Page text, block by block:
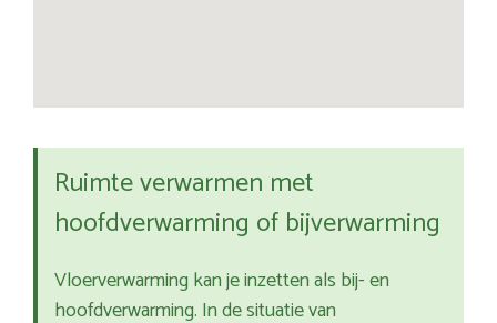
Ruimte verwarmen met
hoofdverwarming of bijverwarming
Vloerverwarming kan je inzetten als bij- en
hoofdverwarming. In de situatie van